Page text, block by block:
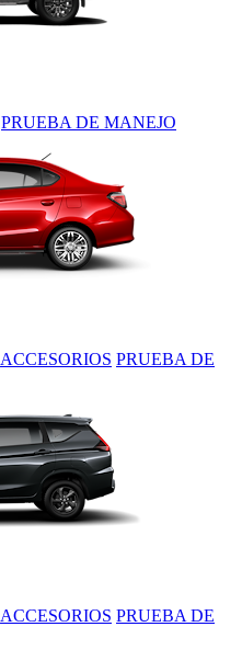
PRUEBA DE MANEJO
ACCESORIOS PRUEBA DE
ACCESORIOS PRUEBA DE